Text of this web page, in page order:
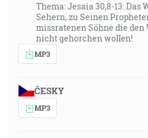
Thema: Jesaia 30,8-13: Das
Sehern, zu Seinen
missratenen Söhne die den
nicht gehorchen wollen!
MP3
ČESKY
MP3